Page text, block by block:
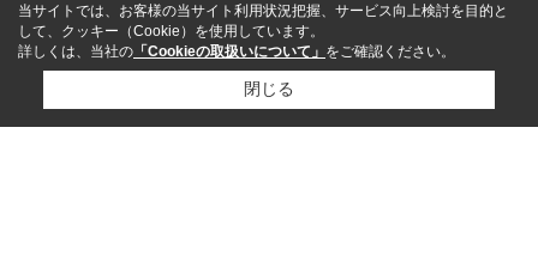
当サイトでは、お客様の当サイト利用状況把握、サービス向上検討を目的と
して、クッキー（Cookie）を使用しています。
詳しくは、当社の 「Cookieの取扱いについて」 をご確認ください。
閉じる